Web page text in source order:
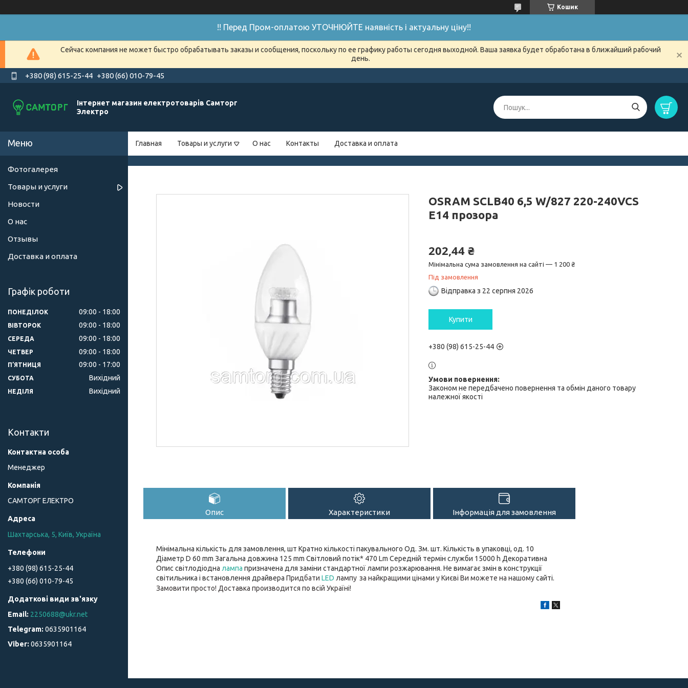
Кошик
!! Перед Пром-оплатою УТОЧНЮЙТЕ наявність і актуальну ціну!!
Сейчас компания не может быстро обрабатывать заказы и сообщения, поскольку по ее графику работы сегодня выходной. Ваша заявка будет обработана в ближайший рабочий
день.
+380 (98) 615-25-44 +380 (66) 010-79-45
Інтернет магазин електротоварів Самторг
Электро
Главная Товары и услуги О нас Контакты Доставка и оплата
OSRAM SCLB40 6,5 W/827 220-240VCS
E14 прозора
202,44 ₴
Мінімальна сума замовлення на сайті — 1 200 ₴
Під замовлення
Відправка з 22 серпня 2026
Купити
+380 (98) 615-25-44
Законом не передбачено повернення та обмін даного товару
належної якості
Опис Характеристики Інформація для замовлення
Мінімальна кількість для замовлення, шт Кратно кількості пакувального Од. Зм. шт. Кількість в упаковці, од. 10
Діаметр D 60 mm Загальна довжина 125 mm Світловий потік* 470 Lm Середній термін служби 15000 h Декоративна
Опис світлодіодна лампа призначена для заміни стандартної лампи розжарювання. Не вимагає змін в конструкції
світильника і встановлення драйвера Придбати LED лампу за найкращими цінами у Києві Ви можете на нашомусайті.
Замовити просто! Доставка производится по всій Україні!
Фотогалерея
Товары и услуги
Новости
О нас
Отзывы
Доставка и оплата
Графік роботи
ПОНЕДІЛОК 09:00 18:00
ВІВТОРОК 09:00 18:00
СЕРЕДА 09:00 18:00
ЧЕТВЕР 09:00 18:00
ПʼЯТНИЦЯ 09:00 17:00
СУБОТА Вихідний
НЕДІЛЯ Вихідний
Контакти
Менеджер
САМТОРГ ЕЛЕКТРО
Шахтарська, 5, Київ, Україна
+380 (98) 615-25-44
+380 (66) 010-79-45
2250688@ukr.net
0635901164
0635901164